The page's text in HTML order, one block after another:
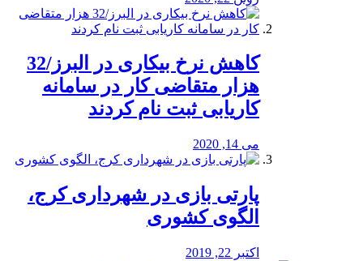
کاهش نرخ بیکاری در البرز/32
هزار متقاضی کار در سامانه
کاریابی ثبت نام کردند
می 14, 2020
پارتی بازی در شهرداری کرج،
الگوی کشوری
اکتبر 22, 2019